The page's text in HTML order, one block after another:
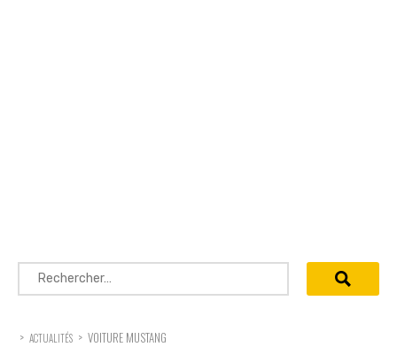
Rechercher :
> ACTUALITÉS > VOITURE MUSTANG